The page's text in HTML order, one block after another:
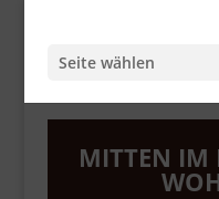
Seite wählen
MITTEN IM